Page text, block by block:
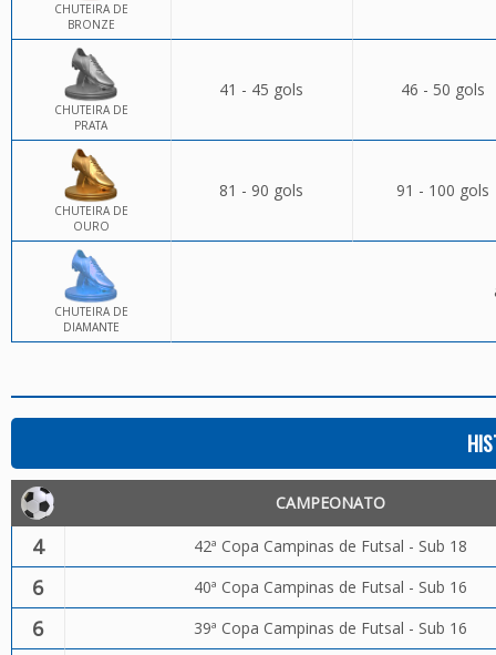
CHUTEIRA DE
BRONZE
CHUTEIRA DE
PRATA
41 - 45 gols 46 - 50 gols
CHUTEIRA DE
OURO
81 - 90 gols 91 - 100 gols
CHUTEIRA DE
DIAMANTE
CAMPEONATO
4 42ª Copa Campinas de Futsal - Sub 18
6 40ª Copa Campinas de Futsal - Sub 16
6 39ª Copa Campinas de Futsal - Sub 16